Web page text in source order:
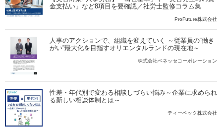
金支払い」など8項目を要確認／社労士監修コラム集
ProFuture株式会社
人事のアクションで、組織を変えていく ～従業員の“働き
がい”最大化を目指すオリエンタルランドの現在地～
株式会社ベネッセコーポレーション
性差・年代別で変わる相談しづらい悩み～企業に求められ
る新しい相談体制とは～
ティーペック株式会社